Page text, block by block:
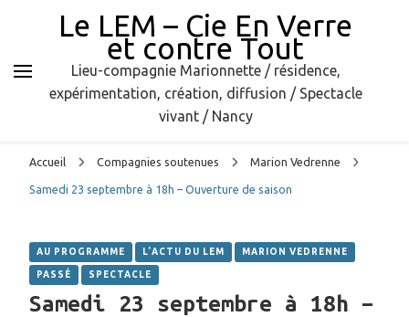
Le LEM – Cie En Verre
et contre Tout
Lieu-compagnie Marionnette / résidence,
expérimentation, création, diffusion / Spectacle
vivant / Nancy
Accueil Compagnies soutenues Marion Vedrenne
Samedi 23 septembre à 18h – Ouverture de saison
AU PROGRAMME L'ACTU DU LEM MARION VEDRENNE
PASSÉ SPECTACLE
Samedi 23 septembre à 18h –